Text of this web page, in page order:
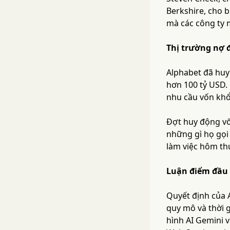
Berkshire, cho
mà các công ty
Thị trường nợ
Alphabet đã
hơn 100 tỷ
nhu cầu vốn
Đợt huy động
những gì họ
làm việc hôm
Luận điểm
Quyết định
quy mô và thời
hình AI Gemini